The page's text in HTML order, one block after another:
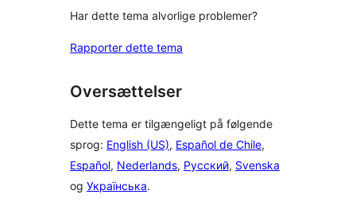
Har dette tema alvorlige problemer?
Rapporter dette tema
Oversættelser
Dette tema er tilgængeligt på følgende
sprog: English (US), Español de Chile,
Español, Nederlands, Русский, Svenska
og Українська.